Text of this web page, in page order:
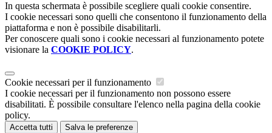
In questa schermata è possibile scegliere quali cookie consentire.
I cookie necessari sono quelli che consentono il funzionamento della
piattaforma e non è possibile disabilitarli.
Per conoscere quali sono i cookie necessari al funzionamento potete
visionare la COOKIE POLICY.
Cookie necessari per il funzionamento
I cookie necessari per il funzionamento non possono essere
disabilitati. È possibile consultare l'elenco nella pagina della cookie
policy.
Accetta tutti Salva le preferenze